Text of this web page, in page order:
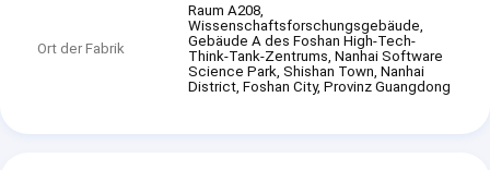
Ort der Fabrik
Raum A208,
Wissenschaftsforschungsgebäude,
Gebäude A des Foshan High-Tech-
Think-Tank-Zentrums, Nanhai Software
Science Park, Shishan Town, Nanhai
District, Foshan City, Provinz Guangdong